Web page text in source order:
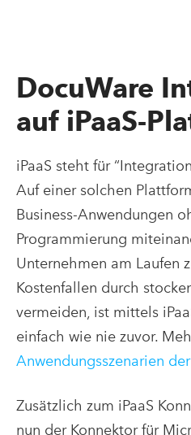
DocuWare
auf iPaaS-
iPaaS steht für
Auf einer solchen
Business-Anwendungen
Programmierung
Unternehmen am Laufen
Kostenfallen durch
vermeiden, ist mittels
einfach wie nie zuvor.
Anwendungsszenarien
Zusätzlich zum iPaaS
nun der Konnektor für